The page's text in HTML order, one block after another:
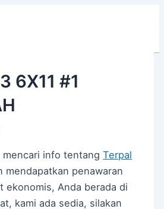
6X11 #1
mencari info tentangTerpal
mendapatkan penawaran
ekonomis, Anda berada di
kami ada sedia, silakan